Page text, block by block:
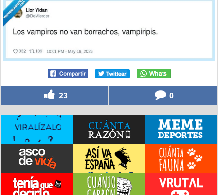
Vampiripis, por @DeMierder
porarare el 21 may 2026, 07:41
23 0